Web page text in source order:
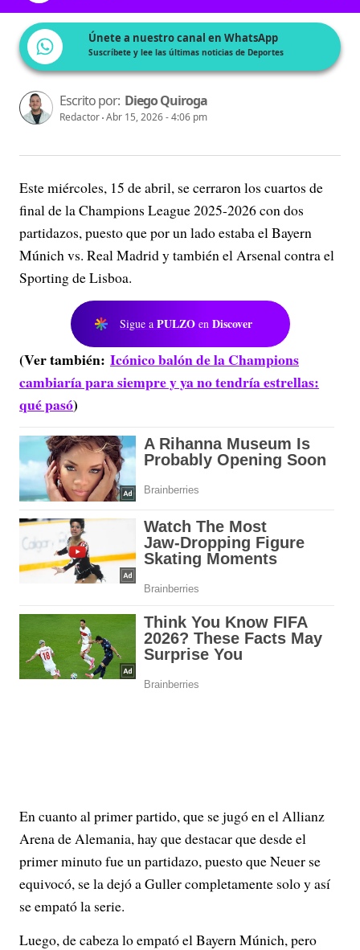
Únete a nuestro canal en WhatsApp
Suscríbete y lee las últimas noticias de Deportes
Escrito por: Diego Quiroga
Redactor Abr 15, 2026 - 4:06 pm
Este miércoles, 15 de abril, se cerraron los cuartos de
final de la Champions League 2025-2026 con dos
partidazos, puesto que por un lado estaba el Bayern
Múnich vs. Real Madrid y también el Arsenal contra el
Sporting de Lisboa.
Sigue a PULZO en Discover
(Ver también: Icónico balón de la Champions
cambiaría para siempre y ya no tendría estrellas:
qué pasó)
En cuanto al primer partido, que se jugó en el Allianz
Arena de Alemania, hay que destacar que desde el
primer minuto fue un partidazo, puesto que Neuer se
equivocó, se la dejó a Guller completamente solo y así
se empató la serie.
Luego, de cabeza lo empató el Bayern Múnich, pero